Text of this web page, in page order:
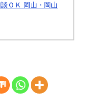
ＯＫ 岡山・岡山